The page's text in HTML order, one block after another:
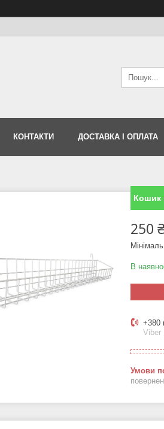
КОНТАКТИ ДОСТАВКА І ОПЛАТА
Кошик
250
В
+380
Viber